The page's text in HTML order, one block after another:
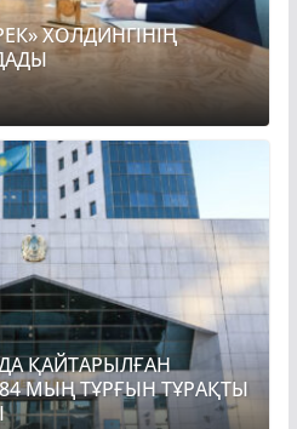
ХОЛДИНГІНІҢ
ҚАЙТАРЫЛҒАН
84 МЫҢ ТҰРҒЫН ТҰРАҚТЫ